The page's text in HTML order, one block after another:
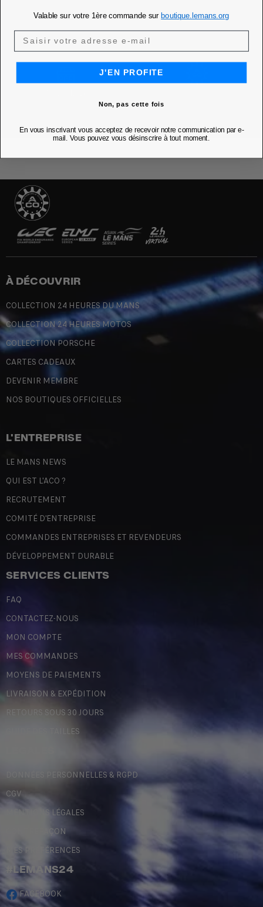
À DÉCOUVRIR
COLLECTION 24 HEURES DU MANS
COLLECTION 24 HEURES MOTOS
COLLECTION PORSCHE
CARTES CADEAUX
DEVENIR MEMBRE
NOS BOUTIQUES OFFICIELLES
L'ENTREPRISE
LE MANS NEWS
QUI EST L'ACO ?
RECRUTEMENT
COMITÉ D'ENTREPRISE
COMMANDES ENTREPRISES ET REVENDEURS
DÉVELOPPEMENT DURABLE
SERVICES CLIENTS
FAQ
CONTACTEZ-NOUS
MON COMPTE
MES COMMANDES
MOYENS DE PAIEMENTS
LIVRAISON & EXPÉDITION
RETOURS SOUS 30 JOURS
GUIDE DES TAILLES
DONNÉES PERSONNELLES & RGPD
CGV
MENTIONS LÉGALES
CONTREFAÇON
MES PRÉFÉRENCES
#LEMANS24
FACEBOOK
Valable sur votre 1ère commande sur boutique.lemans.org
J'EN PROFITE
Non, pas cette fois
En vous inscrivant vous acceptez de recevoir notre communication par e-
mail. Vous pouvez vous désinscrire à tout moment.